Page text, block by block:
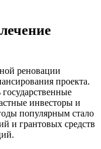
реновации
проекта.
инвесторы и
популярным стало
и грантовых средств